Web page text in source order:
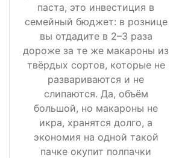
паста, это инвестиция в
семейный бюджет: в рознице
вы отдадите в 2–3 раза
дороже за те же макароны из
твёрдых сортов, которые не
развариваются и не
слипаются. Да, объём
большой, но макароны не
икра, хранятся долго, а
экономия на одной такой
пачке окупит полпачки